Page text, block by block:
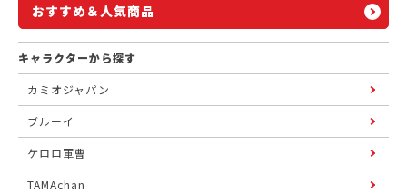
おすすめ＆人気商品
キャラクターから探す
カミオジャパン
ブルーイ
ケロロ軍曹
TAMAchan